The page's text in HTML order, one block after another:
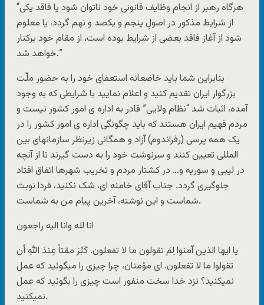
“هرگاه رهبر از انجام وظایف قانونی خود ناتوان شود یا فاقد یکی
از شرایط مذکور در اصولِ پنجم و یکصد و نهم گردد، یا معلوم
شود از آغاز فاقد بعضی از شرایط بوده است، از مقام خود برکنار
خواهد شد.”
بنابراین شما باید خاضعانه استعفای خود را به حضور ملّت
بزرگوار ایران تقدیم کنید و اعلام نمایید با شرایطی که به وجود
آمده، اثبات شد “نظام ولایی” قادر به اداره ی امور کشور نیست و
مردم فهیم ایران هستند که باید چگونگی اداره ی امور کشور را در
یک همه پرسی (رفراندوم) آزاد و همگانی زیرنظر سازمانهای بین
المللی تعیین کنند و سرنوشت خود را به دست گیرند تا از آنچه
در لیبی و سوریه و… در کشتار مردم و تخریب شهرها اتفاق افتاد
جلوگیری گردد. جناب آقای خامنه ای، شک نکنید، فردا نوبت
شماست و این نوشته، آخرین پیام من به شماست.
انا لله وانا الیه راجعون
یا ایها الذین آمنوا لِمَ تقولون ما لا تفعلون. کَبُرَ مقتاً عِندَ اللهِ أَن
تقولوا ما لا تفعلون. ای مؤمنان، چرا چیزی را میگوئید که عمل
نمیکنید؟ نزد خدا سخت منفور است چیزی را بگوئید که عمل
نمیکنید.